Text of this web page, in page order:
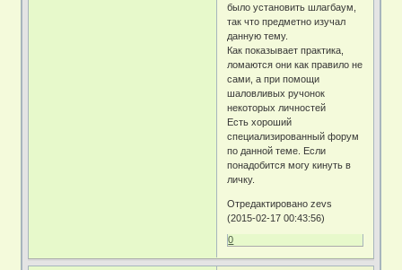
было установить шлагбаум,
так что предметно изучал
данную тему.
Как показывает практика,
ломаются они как правило не
сами, а при помощи
шаловливых ручонок
некоторых личностей
Есть хороший
специализированный форум
по данной теме. Если
понадобится могу кинуть в
личку.
Отредактировано zevs
(2015-02-17 00:43:56)
0